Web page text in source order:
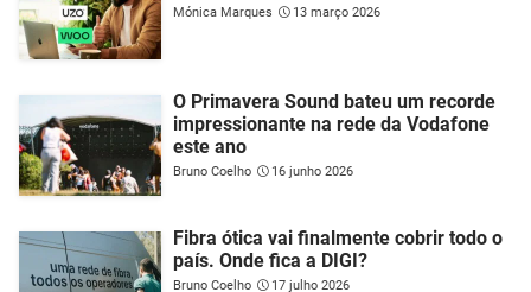
Mónica Marques 13 março 2026
O Primavera Sound bateu um recorde
impressionante na rede da Vodafone
este ano
Bruno Coelho 16 junho 2026
Fibra ótica vai finalmente cobrir todo o
país. Onde fica a DIGI?
Bruno Coelho 17 julho 2026